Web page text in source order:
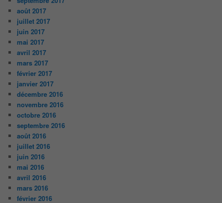
août 2017
juillet 2017
juin 2017
mai 2017
avril 2017
mars 2017
février 2017
janvier 2017
décembre 2016
novembre 2016
octobre 2016
septembre 2016
août 2016
juillet 2016
juin 2016
mai 2016
avril 2016
mars 2016
février 2016